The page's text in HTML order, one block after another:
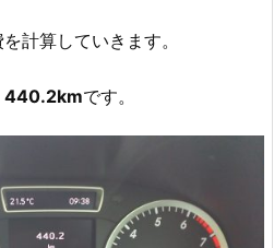
計算していきます。
440.2kmです。